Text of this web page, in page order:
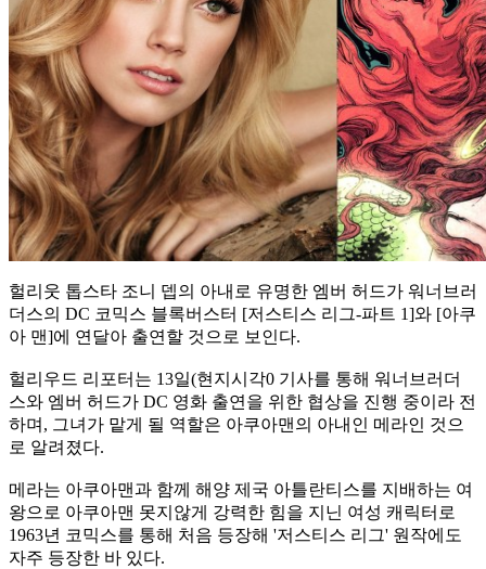
헐리웃 톱스타 조니 뎁의 아내로 유명한 엠버 허드가 워너브러
더스의 DC 코믹스 블록버스터 [저스티스 리그-파트 1]와 [아쿠
아 맨]에 연달아 출연할 것으로 보인다.
헐리우드 리포터는 13일(현지시각0 기사를 통해 워너브러더
스와 엠버 허드가 DC 영화 출연을 위한 협상을 진행 중이라 전
하며, 그녀가 맡게 될 역할은 아쿠아맨의 아내인 메라인 것으
로 알려졌다.
메라는 아쿠아맨과 함께 해양 제국 아틀란티스를 지배하는 여
왕으로 아쿠아맨 못지않게 강력한 힘을 지닌 여성 캐릭터로
1963년 코믹스를 통해 처음 등장해 '저스티스 리그' 원작에도
자주 등장한 바 있다.